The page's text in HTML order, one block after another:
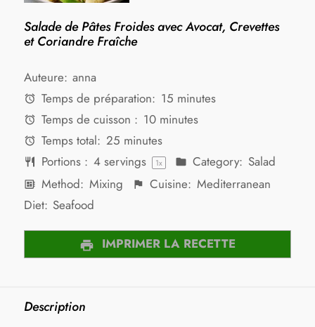
Salade de Pâtes Froides avec Avocat, Crevettes
et Coriandre Fraîche
Auteure: anna
Temps de préparation: 15 minutes
Temps de cuisson : 10 minutes
Temps total: 25 minutes
Portions : 4servings 1x Category: Salad
Method: Mixing Cuisine: Mediterranean
Diet: Seafood
IMPRIMER LA RECETTE
Description